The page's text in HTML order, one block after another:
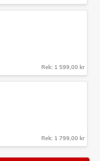
Rek: 1 599,00 kr
Rek: 1 799,00 kr